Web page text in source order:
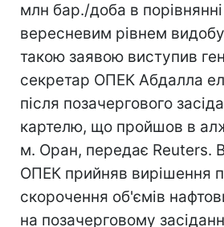
млн бар./доба в
вересневим рівнем
такою заявою виступив
секретар ОПЕК Абдалла
після позачергового
картелю, що пройшов в
м. Оран, передає Reuters.
ОПЕК прийняв вирішення
скорочення об'ємів
на позачерговому